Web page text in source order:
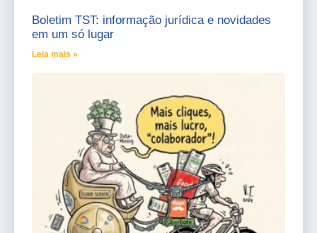
Boletim TST: informação jurídica e novidades
em um só lugar
Leia mais »